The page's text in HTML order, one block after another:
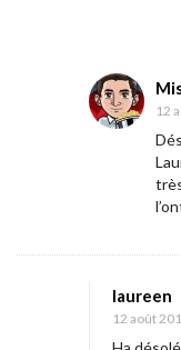
12
laureen
12 août